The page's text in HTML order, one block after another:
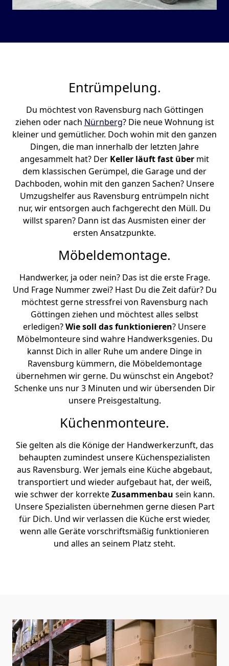
Entrümpelung.
Du möchtest von Ravensburg nach Göttingen
ziehen oder nach Nürnberg? Die neue Wohnung ist
kleiner und gemütlicher. Doch wohin mit den ganzen
Dingen, die man innerhalb der letzten Jahre
angesammelt hat? Der Keller läuft fast über mit
dem klassischen Gerümpel, die Garage und der
Dachboden, wohin mit den ganzen Sachen? Unsere
Umzugshelfer aus Ravensburg entrümpeln nicht
nur, wir entsorgen auch fachgerecht den Müll. Du
willst sparen? Dann ist das Ausmisten einer der
ersten Ansatzpunkte.
Möbeldemontage.
Handwerker, ja oder nein? Das ist die erste Frage.
Und Frage Nummer zwei? Hast Du die Zeit dafür? Du
möchtest gerne stressfrei von Ravensburg nach
Göttingen ziehen und möchtest alles selbst
erledigen?Wie soll das funktionieren? Unsere
Möbelmonteure sind wahre Handwerksgenies. Du
kannst Dich in aller Ruhe um andere Dinge in
Ravensburg kümmern, die Möbeldemontage
übernehmen wir gerne. Du wünschst ein Angebot?
Schenke uns nur 3 Minuten und wir übersenden Dir
unsere Preisgestaltung.
Küchenmonteure.
Sie gelten als die Könige der Handwerkerzunft, das
behaupten zumindest unsere Küchenspezialisten
aus Ravensburg. Wer jemals eine Küche abgebaut,
transportiert und wieder aufgebaut hat, der weiß,
wie schwer der korrekteZusammenbau sein kann.
Unsere Spezialisten übernehmen gerne diesen Part
für Dich. Und wir verlassen die Küche erst wieder,
wenn alle Geräte vorschriftsmäßig funktionieren
und alles an seinem Platz steht.